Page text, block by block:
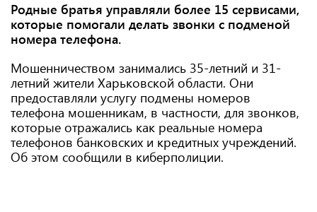
Родные братья управляли более 15 сервисами,
которые помогали делать звонки с подменой
номера телефона.
Мошенничеством занимались 35-летний и 31-
летний жители Харьковской области. Они
предоставляли услугу подмены номеров
телефона мошенникам, в частности, для звонков,
которые отражались как реальные номера
телефонов банковских и кредитных учреждений.
Об этом сообщили в киберполиции.